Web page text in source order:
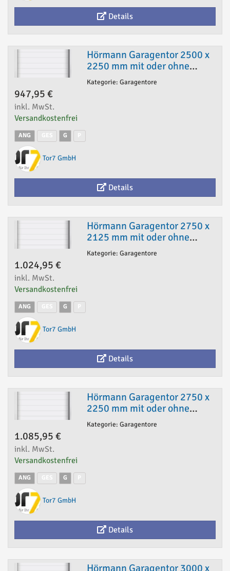
Details
Hörmann Garagentor 2500 x
2250 mm mit oder ohne
Antrieb
Kategorie: Garagentore
947,95 €
inkl. MwSt.
Versandkostenfrei
ANG G
Tor7 GmbH
Details
Hörmann Garagentor 2750 x
2125 mm mit oder ohne
Antrieb
Kategorie: Garagentore
1.024,95 €
inkl. MwSt.
Versandkostenfrei
ANG G
Tor7 GmbH
Details
Hörmann Garagentor 2750 x
2250 mm mit oder ohne
Antrieb
Kategorie: Garagentore
1.085,95 €
inkl. MwSt.
Versandkostenfrei
ANG G
Tor7 GmbH
Details
Hörmann Garagentor 3000 x